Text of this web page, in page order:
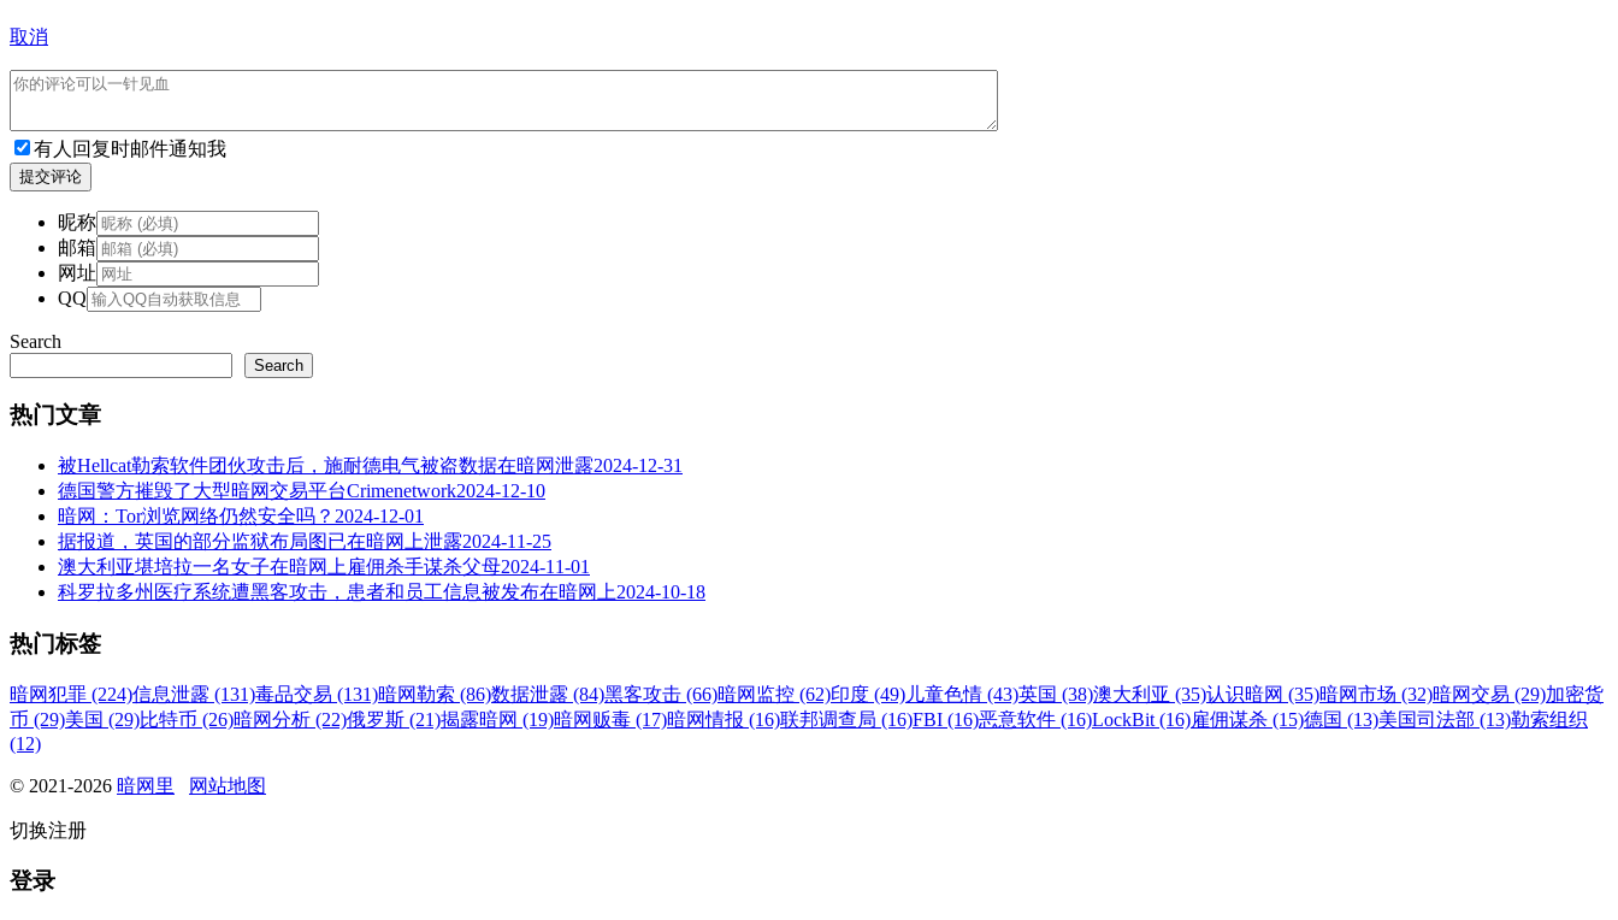
取消
有人回复时邮件通知我
提交评论
昵称
邮箱
网址
QQ
Search
Search
热门文章
被Hellcat勒索软件团伙攻击后，施耐德电气被盗数据在暗网泄露2024-12-31
德国警方摧毁了大型暗网交易平台Crimenetwork2024-12-10
暗网：Tor浏览网络仍然安全吗？ 2024-12-01
据报道，英国的部分监狱布局图已在暗网上泄露2024-11-25
澳大利亚堪培拉一名女子在暗网上雇佣杀手谋杀父母2024-11-01
科罗拉多州医疗系统遭黑客攻击，患者和员工信息被发布在暗网上2024-10-18
热门标签
暗网犯罪 (224)信息泄露 (131)毒品交易 (131)暗网勒索 (86)数据泄露 (84)黑客攻击 (66)暗网监控 (62)印度 (49) 儿童色情 (43)英国 (38)澳大利亚 (35)认识暗网 (35)暗网市场 (32)暗网交易 (29)加密货
币 (29)美国 (29)比特币 (26)暗网分析 (22)俄罗斯 (21)揭露暗网 (19)暗网贩毒 (17)暗网情报 (16)联邦调查局 (16)FBI (16)恶意软件 (16)LockBit (16)雇佣谋杀 (15)德国 (13)美国司法部 (13)勒索组织
(12)
© 2021-2026 暗网里 网站地图
切换注册
登录